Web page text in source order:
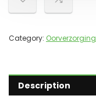
Category: Oorverzorging
Description